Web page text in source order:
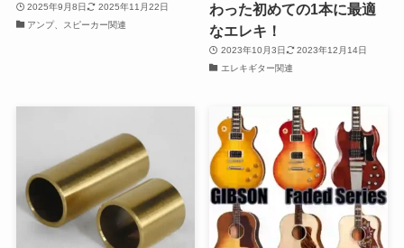
2025年9月8日
2025年11月22日
アンプ、スピーカー関連
わった初めての1本に最適
なエレキ！
2023年10月3日
2023年12月14日
エレキギター関連